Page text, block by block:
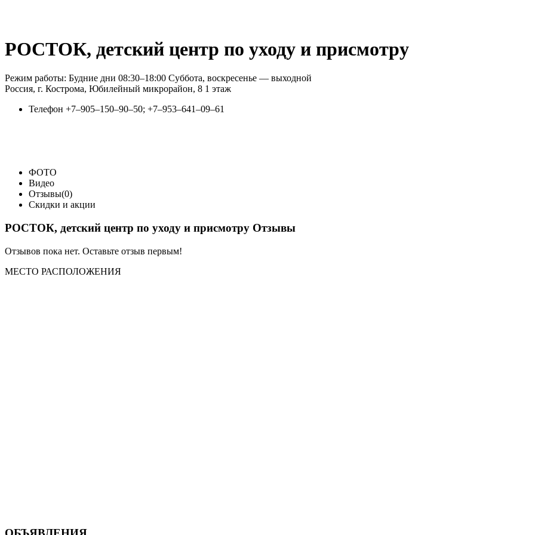
РОСТОК, детский центр по уходу и присмотру
Режим работы: Будние дни 08:30–18:00 Суббота, воскресенье — выходной
Россия, г. Кострома, Юбилейный микрорайон, 8 1 этаж
Телефон +7‒905‒150‒90‒50; +7‒953‒641‒09‒61
ФОТО
Видео
Отзывы(0)
Скидки и акции
РОСТОК, детский центр по уходу и присмотру Отзывы
Отзывов пока нет. Оставьте отзыв первым!
МЕСТО РАСПОЛОЖЕНИЯ